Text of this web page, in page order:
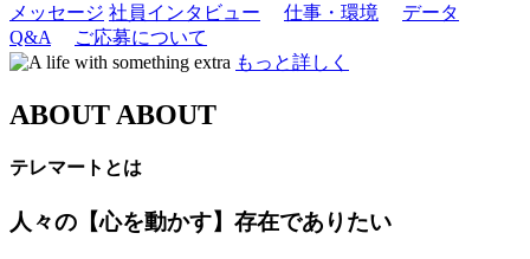
メッセージ 社員インタビュー 仕事・環境
データ
Q&A
ご応募について
もっと詳しく
ABOUT ABOUT
テレマートとは
人々の【心を動かす】存在でありたい